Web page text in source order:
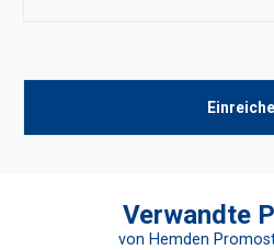
Verwandte
von Hemden